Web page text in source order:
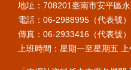
地址：708201臺南市安平區
電話：06-2988995（代表號）
傳真：06-2933416（代表號）
上班時間：星期一至星期五